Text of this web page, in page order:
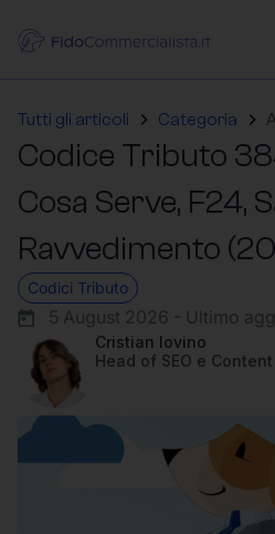
Tutti gli articoli Categoria
Codice Tributo
Cosa Serve, F24,
Ravvedimento
Codici Tributo
5 August 2026 - Ultimo
Cristian Iovino
Head of SEO e Content